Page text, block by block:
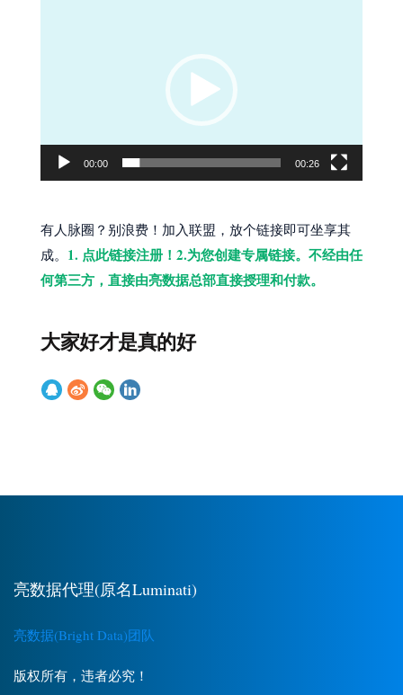
00:00 00:26
有人脉圈？别浪费！加入联盟，放个链接即可坐享其
成。 1. 点此链接注册！2.为您创建专属链接。不经由任
何第三方，直接由亮数据总部直接授理和付款。
大家好才是真的好
亮数据代理(原名Luminati)
亮数据(Bright Data)团队
版权所有，违者必究！